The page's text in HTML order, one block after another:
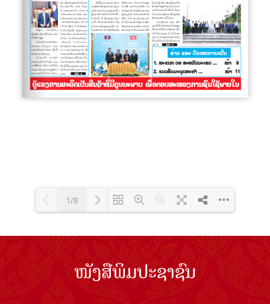
Loading PDF 100% ...
1/8
ໜັງສືພິມປະຊາຊົນ